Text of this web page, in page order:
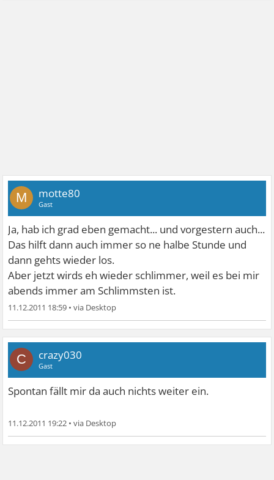
M motte80
Gast
Ja, hab ich grad eben gemacht... und vorgestern auch...
Das hilft dann auch immer so ne halbe Stunde und
dann gehts wieder los.
Aber jetzt wirds eh wieder schlimmer, weil es bei mir
abends immer am Schlimmsten ist.
11.12.2011 18:59 •
C crazy030
Gast
Spontan fällt mir da auch nichts weiter ein.
11.12.2011 19:22 •